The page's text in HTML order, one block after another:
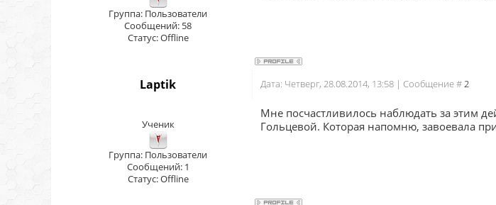
Группа: Пользователи
Сообщений: 58
Статус:Offline
Laptik Дата: Четверг, 28.08.2014, 13:58 | Сообщение #2
Ученик
Группа: Пользователи
Сообщений: 1
Статус:Offline
Мне посчастливилось наблюдать за этим
Гольцевой. Которая напомню, завоевала